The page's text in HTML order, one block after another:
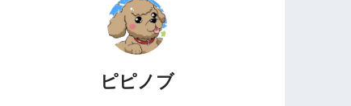
ピピノブ